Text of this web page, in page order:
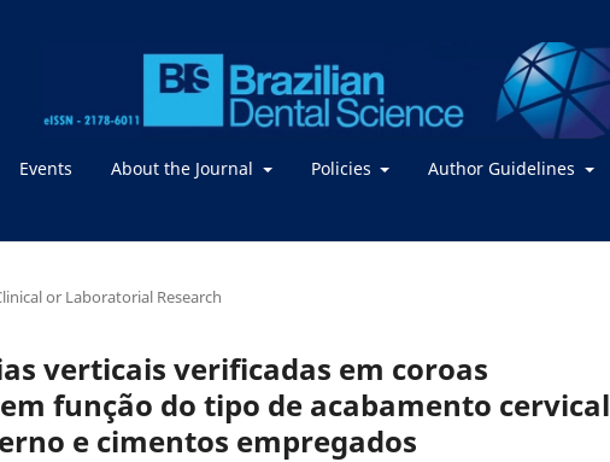
Events About the Journal Policies Author Guidelines
or Laboratorial Research
verticais verificadas em coroas
função do tipo de acabamento cervical
e cimentos empregados